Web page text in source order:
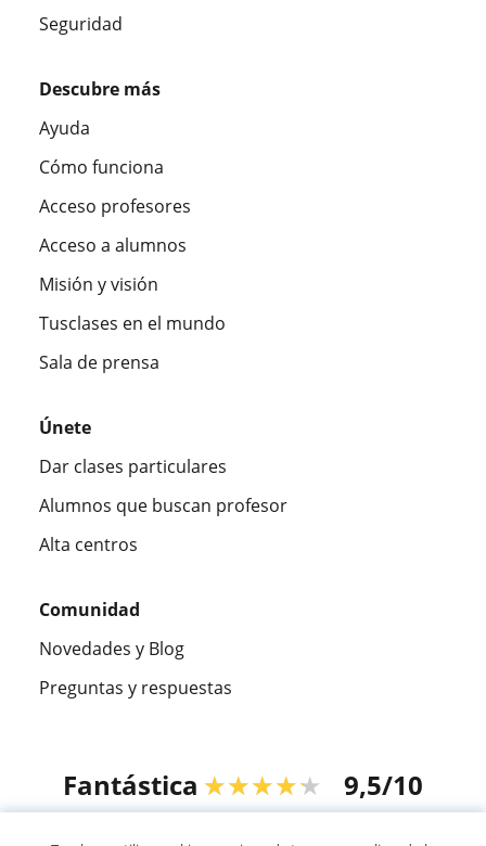
Seguridad
Descubre más
Ayuda
Cómo funciona
Acceso profesores
Acceso a alumnos
Misión y visión
Tusclases en el mundo
Sala de prensa
Únete
Dar clases particulares
Alumnos que buscan profesor
Alta centros
Comunidad
Novedades y Blog
Preguntas y respuestas
Fantástica ★★★★★ 9,5/10